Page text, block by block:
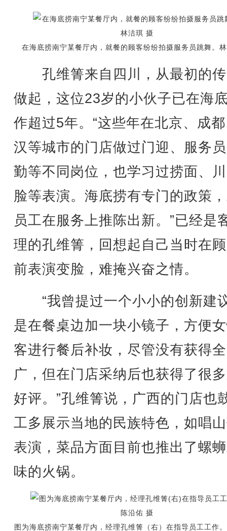
在海底捞南宁某餐厅内，就餐的顾客纷纷拍摄服务员跳舞。
孔维箐来自四川，从最初的
做起，这位23岁的小伙子已在海
作超过5年。“这些年在北京、成
汉等城市的门店做过门迎、服务
勤等不同岗位，也学习过捞面、
脸等表演。海底捞有专门的政策
员工在服务上推陈出新。”已经是
理的孔维箐，回想起自己当时在
前表演变脸，难掩兴奋之情。
“我曾提过一个小小的创新建
是在餐桌边加一块小镜子，方便
客进行餐后补妆，尽管没有获得
广，但在门店采纳后也获得了很
好评。”孔维箐说，广西的门店也
工多展示当地的民族特色，如唱
表演，菜品方面目前也推出了螺
味的火锅。
图为海底捞南宁某餐厅内，经理孔维箐（右）在指导员工工作